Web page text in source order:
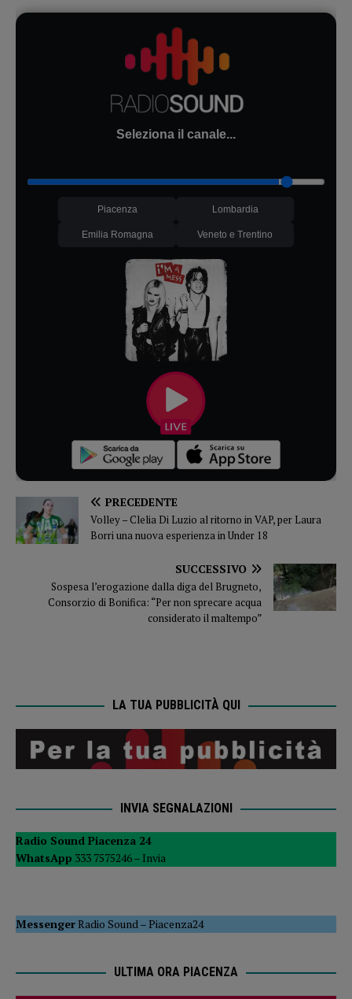
Seleziona il canale...
Piacenza Lombardia
Emilia Romagna Veneto e Trentino
PRECEDENTE
Volley – Clelia Di Luzio al ritorno in VAP, per Laura
Borri una nuova esperienza in Under 18
SUCCESSIVO
Sospesa l’erogazione dalla diga del Brugneto,
Consorzio di Bonifica: “Per non sprecare acqua
considerato il maltempo”
LA TUA PUBBLICITÀ QUI
INVIA SEGNALAZIONI
Radio Sound Piacenza 24
WhatsApp 333 7575246 – Invia
MessengerRadio Sound –Piacenza24
ULTIMA ORA PIACENZA